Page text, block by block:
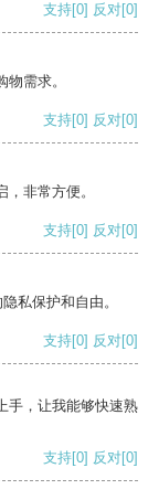
支持[0] 反对[0]
需求。
支持[0] 反对[0]
非常方便。
支持[0] 反对[0]
私保护和自由。
支持[0] 反对[0]
手，让我能够快速熟
支持[0] 反对[0]